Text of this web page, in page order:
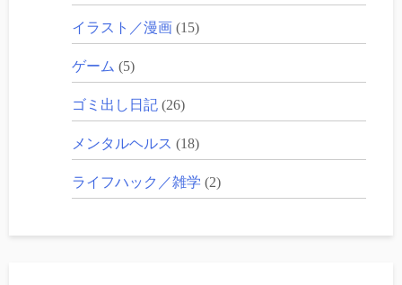
イラスト／漫画 (15)
ゲーム (5)
ゴミ出し日記 (26)
メンタルヘルス (18)
ライフハック／雑学 (2)